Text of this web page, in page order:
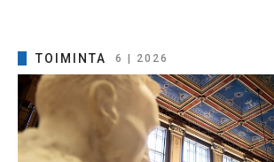
TOIMINTA 6 | 2026